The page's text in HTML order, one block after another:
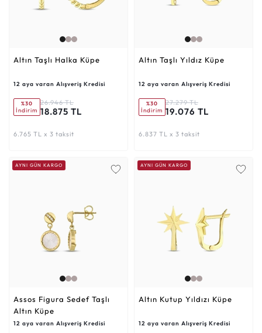
Altın Taşlı Halka Küpe
12 aya varan Alışveriş Kredisi
%30
İndirim
26.946 TL
18.875 TL
6.765 TL x 3 taksit
Altın Taşlı Yıldız Küpe
12 aya varan Alışveriş Kredisi
%30
İndirim
27.279 TL
19.076 TL
6.837 TL x 3 taksit
AYNI GÜN KARGO
Assos Figura Sedef Taşlı
Altın Küpe
12 aya varan Alışveriş Kredisi
AYNI GÜN KARGO
Altın Kutup Yıldızı Küpe
12 aya varan Alışveriş Kredisi